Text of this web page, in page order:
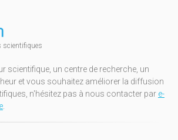
scientifiques
scientifique, un centre de recherche, un
et vous souhaitez améliorer la diffusion
n'hésitez pas à nous contacter par e-
.